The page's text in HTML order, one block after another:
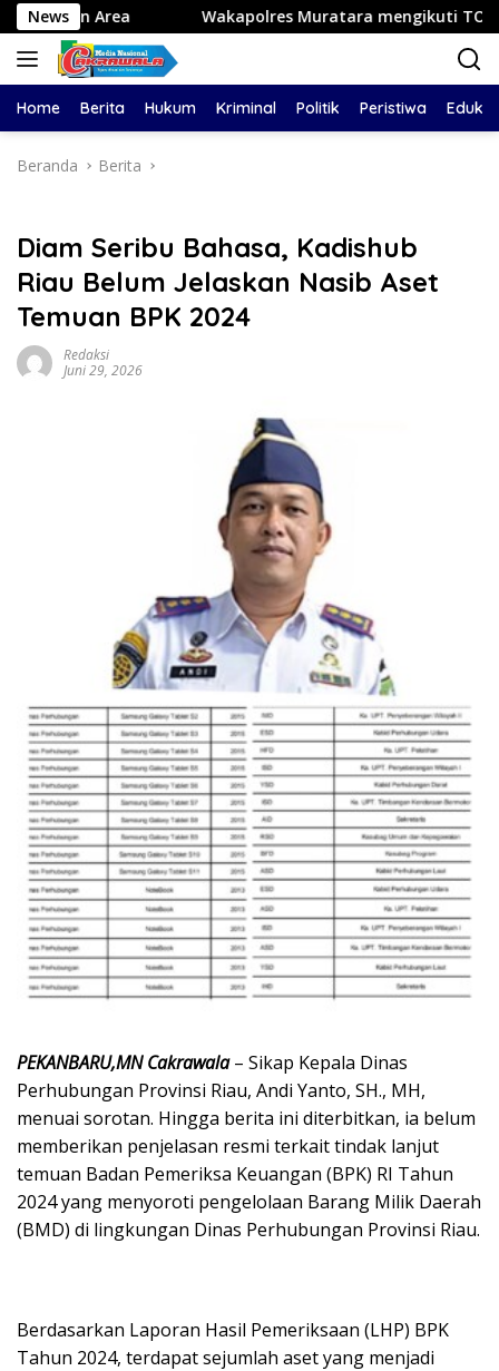
Langsung
ke
konten
News Wakapolres Muratara mengikuti TOT AI Aman dan
Home Berita Hukum Kriminal Politik Peristiwa
Beranda Berita
Diam Seribu Bahasa, Kadishub
Riau Belum Jelaskan Nasib Aset
Temuan BPK 2024
Redaksi
Juni 29, 2026
PEKANBARU,MN Cakrawala– Sikap Kepala Dinas
Perhubungan Provinsi Riau, Andi Yanto, SH., MH,
menuai sorotan. Hingga berita ini diterbitkan, ia belum
memberikan penjelasan resmi terkait tindak lanjut
temuan Badan Pemeriksa Keuangan (BPK) RI Tahun
2024 yang menyoroti pengelolaan Barang Milik Daerah
(BMD) di lingkungan Dinas Perhubungan Provinsi Riau.
Berdasarkan Laporan Hasil Pemeriksaan (LHP) BPK
Tahun 2024, terdapat sejumlah aset yang menjadi